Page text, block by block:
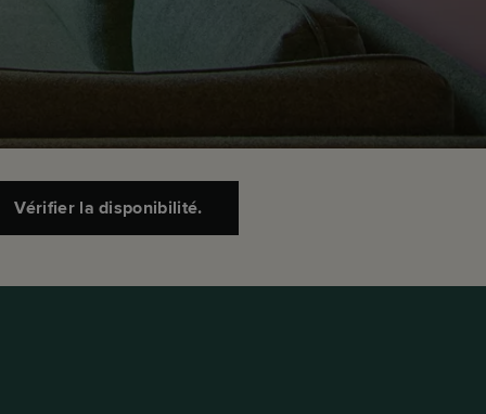
Vérifier la disponibilité.